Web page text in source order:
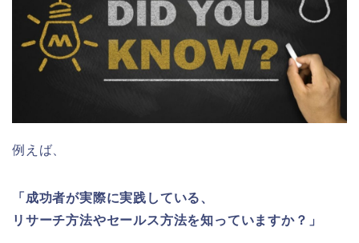
例えば、
「成功者が実際に実践している、
リサーチ方法やセールス方法を知っていますか？」